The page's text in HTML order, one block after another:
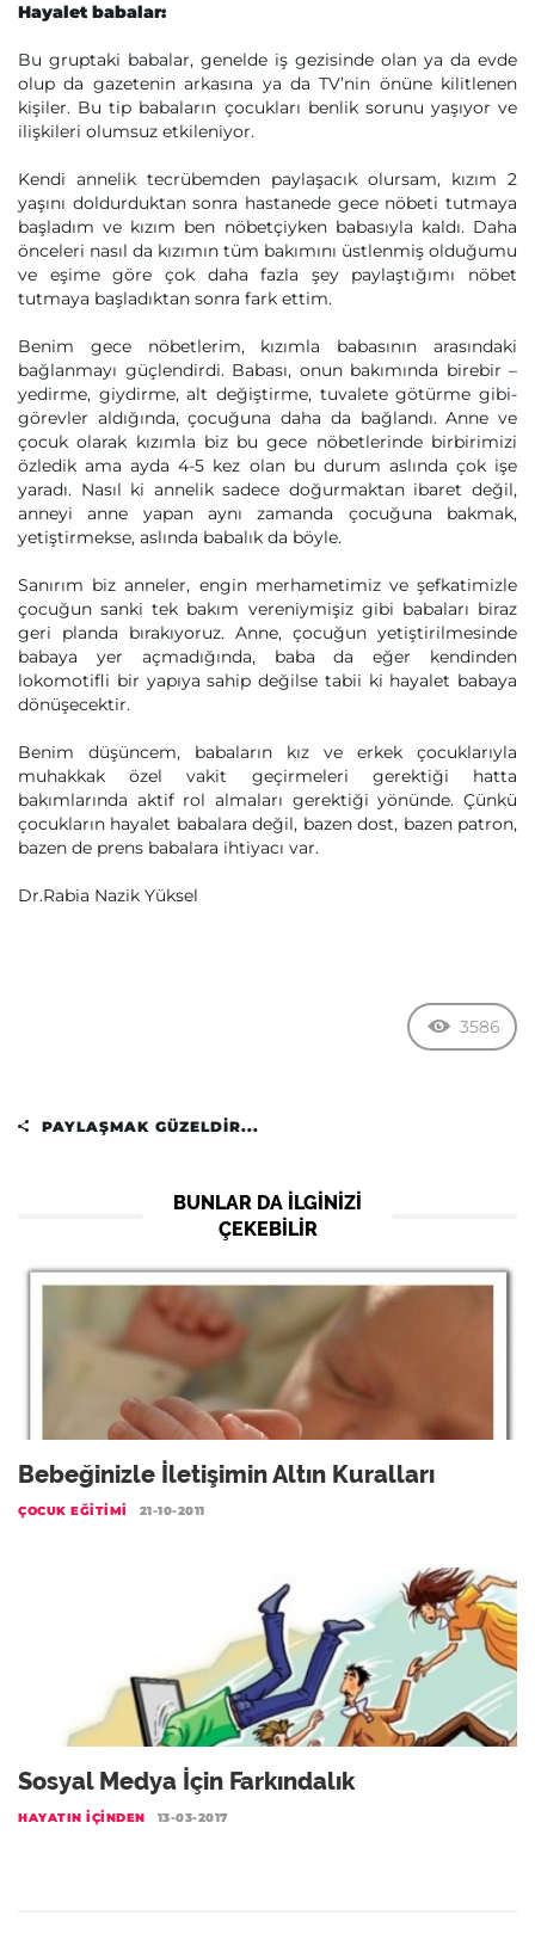
Hayalet babalar:
Bu gruptaki babalar, genelde iş gezisinde olan ya da evde
olup da gazetenin arkasına ya da TV’nin önüne kilitlenen
kişiler. Bu tip babaların çocukları benlik sorunu yaşıyor ve
ilişkileri olumsuz etkileniyor.
Kendi annelik tecrübemden paylaşacık olursam, kızım 2
yaşını doldurduktan sonra hastanede gece nöbeti tutmaya
başladım ve kızım ben nöbetçiyken babasıyla kaldı. Daha
önceleri nasıl da kızımın tüm bakımını üstlenmiş olduğumu
ve eşime göre çok daha fazla şey paylaştığımı nöbet
tutmaya başladıktan sonra fark ettim.
Benim gece nöbetlerim, kızımla babasının arasındaki
bağlanmayı güçlendirdi. Babası, onun bakımında birebir –
yedirme, giydirme, alt değiştirme, tuvalete götürme gibi-
görevler aldığında, çocuğuna daha da bağlandı. Anne ve
çocuk olarak kızımla biz bu gece nöbetlerinde birbirimizi
özledik ama ayda 4-5 kez olan bu durum aslında çok işe
yaradı. Nasıl ki annelik sadece doğurmaktan ibaret değil,
anneyi anne yapan aynı zamanda çocuğuna bakmak,
yetiştirmekse, aslında babalık da böyle.
Sanırım biz anneler, engin merhametimiz ve şefkatimizle
çocuğun sanki tek bakım vereniymişiz gibi babaları biraz
geri planda bırakıyoruz. Anne, çocuğun yetiştirilmesinde
babaya yer açmadığında, baba da eğer kendinden
lokomotifli bir yapıya sahip değilse tabii ki hayalet babaya
dönüşecektir.
Benim düşüncem, babaların kız ve erkek çocuklarıyla
muhakkak özel vakit geçirmeleri gerektiği hatta
bakımlarında aktif rol almaları gerektiği yönünde. Çünkü
çocukların hayalet babalara değil, bazen dost, bazen patron,
bazen de prens babalara ihtiyacı var.
Dr.Rabia Nazik Yüksel
3586
PAYLAŞMAK GÜZELDIR...
BUNLAR DA ILGINIZI
ÇEKEBILIR
Bebeğinizle İletişimin Altın Kuralları
ÇOCUK EĞITIMI 21-10-2011
Sosyal Medya İçin Farkındalık
HAYATIN İÇINDEN 13-03-2017